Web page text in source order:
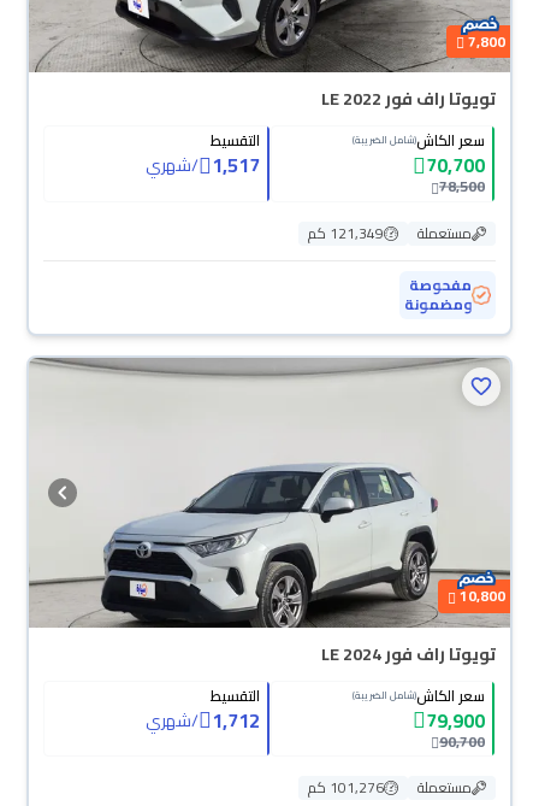
7,800
تويوتا راف فور LE 2022
سعر الكاش(شامل الضريبة)
70,700
78,500
التقسيط
1,517
/شهري
مستعملة
121,349 كم
مفحوصة
ومضمونة
10,800
تويوتا راف فور LE 2024
سعر الكاش(شامل الضريبة)
79,900
90,700
التقسيط
1,712
/شهري
مستعملة
101,276 كم